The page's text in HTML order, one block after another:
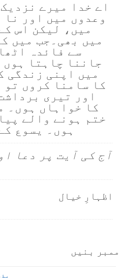
اے خدا میرے
وعدوں میں اور
میں، لیکن اس
میں بھی۔جب میں
سے فائدہ
جاننا چاہتا
میں اپنی زندگی
کا سامنا کروں تو
اور تیری
کا خواہاں ہوں۔
ختم ہونے والے
ہوں۔ یسوع
آج کی آیت پر دعا
اظہارِ خیال
ممبر بنیں